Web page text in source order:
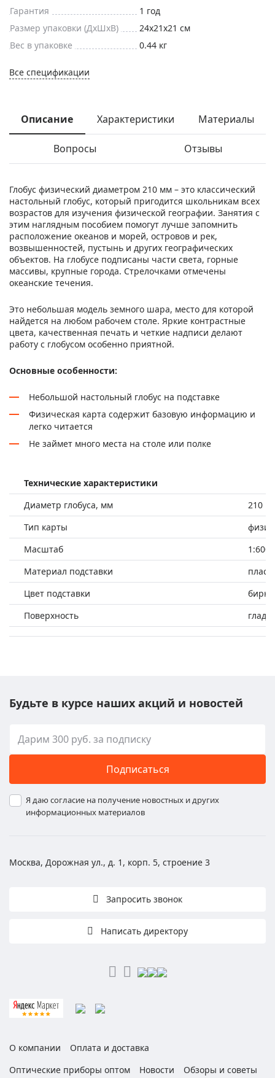
Гарантия
1 год
Размер упаковки (ДxШxВ)
24x21x21 см
Вес в упаковке
0.44 кг
Все спецификации
Описание Характеристики Материалы
Вопросы Отзывы
Глобус физический диаметром 210 мм – это классический
настольный глобус, который пригодится школьникам всех
возрастов для изучения физической географии. Занятия с
этим наглядным пособием помогут лучше запомнить
расположение океанов и морей, островов и рек,
возвышенностей, пустынь и других географических
объектов. На глобусе подписаны части света, горные
массивы, крупные города. Стрелочками отмечены
океанские течения.
Это небольшая модель земного шара, место для которой
найдется на любом рабочем столе. Яркие контрастные
цвета, качественная печать и четкие надписи делают
работу с глобусом особенно приятной.
Основные особенности:
Небольшой настольный глобус на подставке
Физическая карта содержит базовую информацию и
легко читается
Не займет много места на столе или полке
Технические характеристики
Диаметр глобуса, мм
210
Тип карты
Масштаб
Материал подставки
Цвет подставки
Поверхность
Будьте в курсе наших акций и новостей
Подписаться
Я даю согласие на получение новостных и других
информационных материалов
Москва, Дорожная ул., д. 1, корп. 5, строение 3
Запросить звонок
Написать директору
О компании
Оплата и доставка
Оптические приборы оптом
Новости Обзоры и советы